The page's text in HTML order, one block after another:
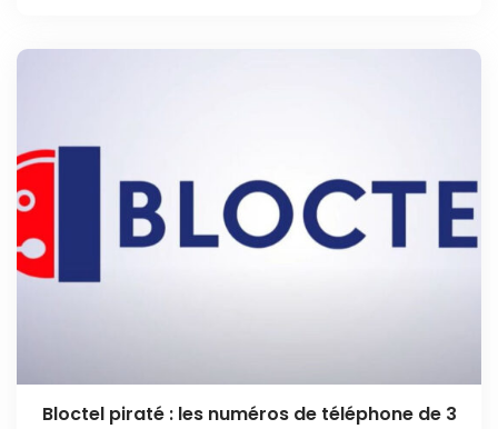
Bloctel piraté : les numéros de téléphone de 3